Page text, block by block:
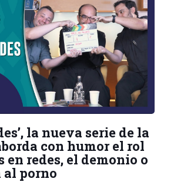
la nueva serie de la
con humor el rol
en redes, el demonio o
porno